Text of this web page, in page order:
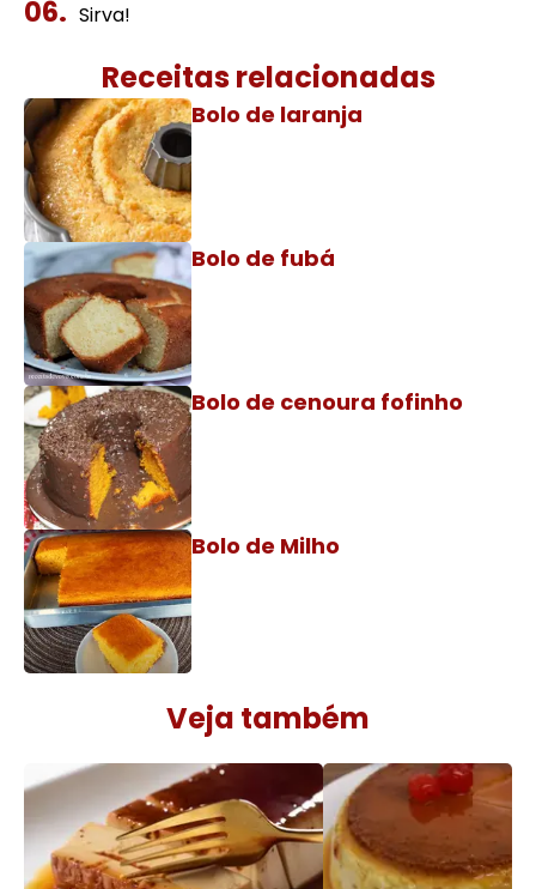
Sirva!
Receitas relacionadas
Bolo de laranja
Bolo de fubá
Bolo de cenoura fofinho
Bolo de Milho
Veja também